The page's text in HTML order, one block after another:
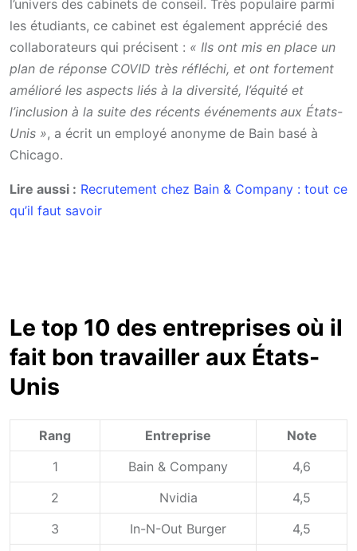
l’univers des cabinets de conseil. Très populaire parmi
les étudiants, ce cabinet est également apprécié des
collaborateurs qui précisent : « Ils ont mis en place un
plan de réponse COVID très réfléchi, et ont fortement
amélioré les aspects liés à la diversité, l’équité et
l’inclusion à la suite des récents événements aux États-
Unis », a écrit un employé anonyme de Bain basé à
Chicago.
Lire aussi : Recrutement chez Bain & Company : tout ce
qu’il faut savoir
Le top 10 des entreprises où il
fait bon travailler aux États-
Unis
Rang Entreprise
Note
1
Bain & Company
4,6
2
Nvidia
4,5
3
In-N-Out Burger
4,5